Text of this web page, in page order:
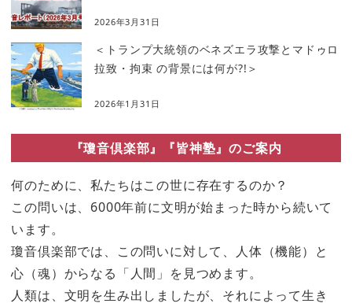
2026年3月31日
＜トランプ大統領のベネズエラ攻撃とマドゥロ
拉致・拘束 の背景には何が?!＞
2026年1月31日
『瓊音倶楽部』『皆神塾』のご案内
何のために、私たちはこの世に存在するのか？
この問いは、6000年前に文明が始まった時から続いて
います。
瓊音倶楽部では、この問いに対して、人体（機能）と
心（魂）からなる「人間」を見つめます。
人類は、文明を生み出しましたが、それによって生き